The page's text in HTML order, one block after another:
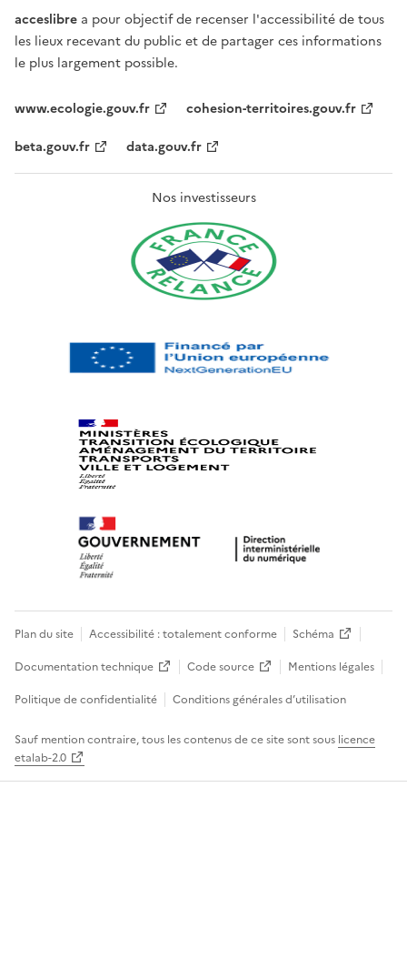
acceslibre a pour objectif de recenser l'accessibilité de tous
les lieux recevant du public et de partager ces informations
le plus largement possible.
www.ecologie.gouv.fr
cohesion-territoires.gouv.fr
beta.gouv.fr
data.gouv.fr
Nos investisseurs
Plan du site Accessibilité : totalement conforme
Schéma
Documentation technique
Code source
Mentions légales
Politique de confidentialité
Conditions générales d’utilisation
Sauf mention contraire, tous les contenus de ce site sont sous licence
etalab-2.0